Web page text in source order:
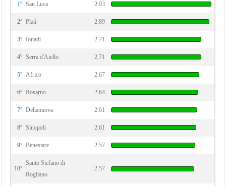
1° San Luca 2.93
2° Platì 2.89
3° Ionadi 2.71
4° Serra d'Aiello 2.71
5° Africo 2.67
6° Rosarno 2.64
7° Delianuova 2.61
8° Sinopoli 2.61
9° Benestare 2.57
10°
Santo Stefano di
Rogliano
2.57